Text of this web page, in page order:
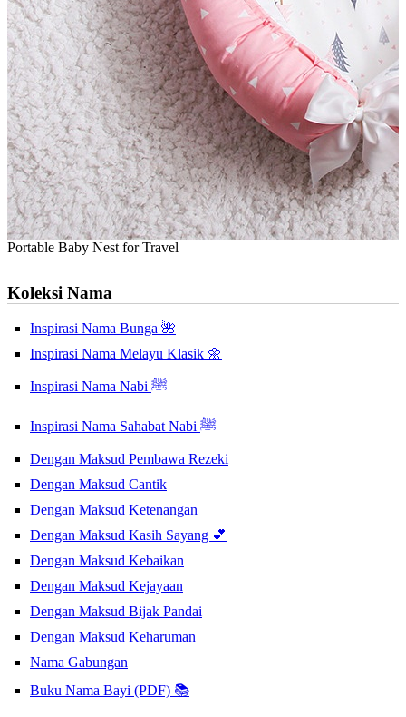
Portable Baby Nest for Travel
Koleksi Nama
Inspirasi Nama Bunga 🌺
Inspirasi Nama Melayu Klasik 🌼
Inspirasi Nama Nabi ﷺ
Inspirasi Nama Sahabat Nabi ﷺ
Dengan Maksud Pembawa Rezeki
Dengan Maksud Cantik
Dengan Maksud Ketenangan
Dengan Maksud Kasih Sayang 💕
Dengan Maksud Kebaikan
Dengan Maksud Kejayaan
Dengan Maksud Bijak Pandai
Dengan Maksud Keharuman
Nama Gabungan
Buku Nama Bayi (PDF) 📚